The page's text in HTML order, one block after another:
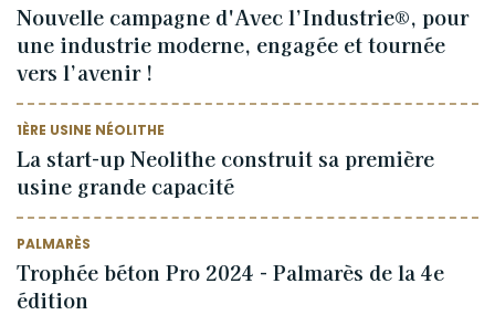
Nouvelle campagne d'Avec l’Industrie®, pour
une industrie moderne, engagée et tournée
vers l’avenir !
1ÈRE USINE NÉOLITHE
La start-up Neolithe construit sa première
usine grande capacité
PALMARÈS
Trophée béton Pro 2024 - Palmarès de la 4e
édition